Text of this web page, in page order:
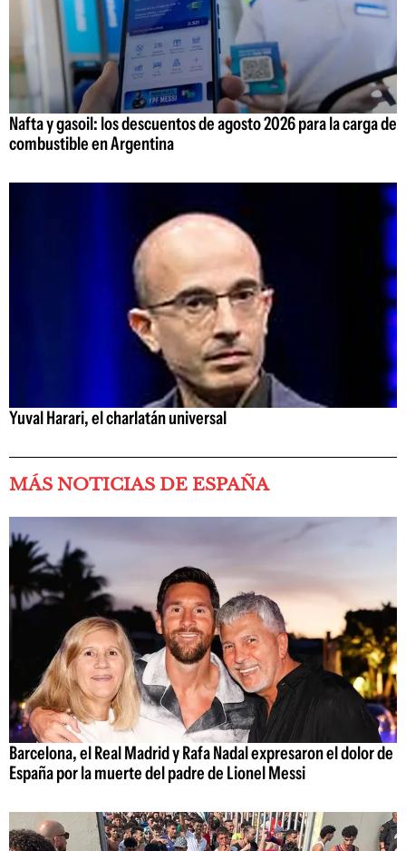
Nafta y gasoil: los descuentos de agosto 2026 para la carga de
combustible en Argentina
Yuval Harari, el charlatán universal
MÁS NOTICIAS DE ESPAÑA
Barcelona, el Real Madrid y Rafa Nadal expresaron el dolor de
España por la muerte del padre de Lionel Messi